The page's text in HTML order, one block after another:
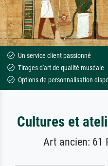
Un service client passionné
Tirages d'art de qualité muséale
Options de personnalisation
Cultures et
Art ancien: 61